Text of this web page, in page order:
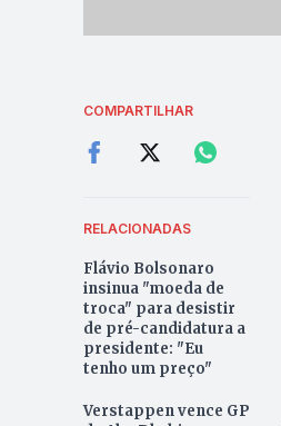
COMPARTILHAR
RELACIONADAS
Flávio Bolsonaro
insinua "moeda de
troca" para desistir
de pré-candidatura a
presidente: "Eu
tenho um preço"
Verstappen vence GP